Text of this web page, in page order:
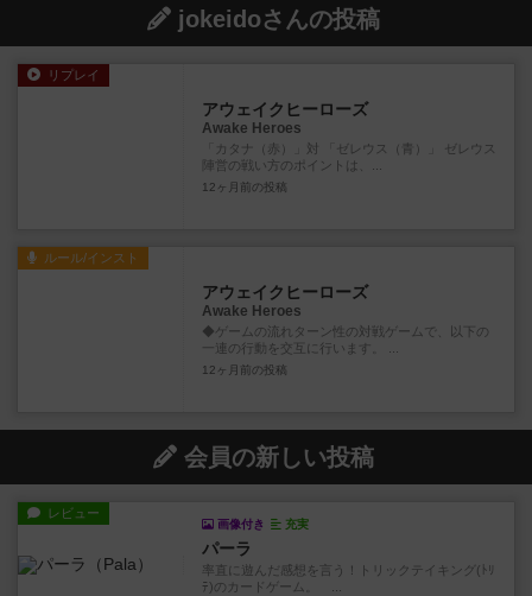
jokeidoさんの投稿
リプレイ
アウェイクヒーローズ
Awake Heroes
「カタナ（赤）」対 「ゼレウス（青）」 ゼレウス
陣営の戦い方のポイントは、...
12ヶ月前 の投稿
ルール/インスト
アウェイクヒーローズ
Awake Heroes
◆ゲームの流れターン性の対戦ゲームで、以下の
一連の行動を交互に行います。 ...
12ヶ月前 の投稿
会員の新しい投稿
レビュー
画像付き 充実
パーラ
率直に遊んだ感想を言う！トリックテイキング(ﾄﾘ
ﾃ)のカードゲーム。 ...